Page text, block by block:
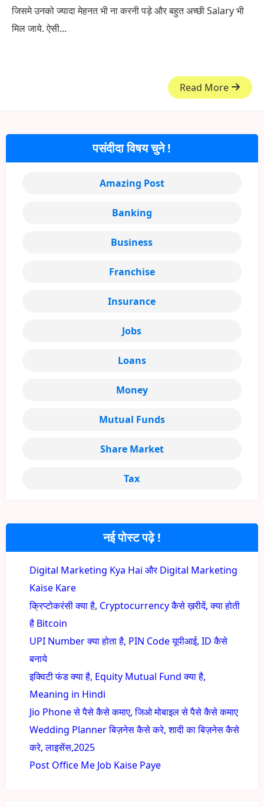
जिसमे उनको ज्यादा मेहनत भी ना करनी पड़े और बहुत अच्छी Salary भी
मिल जाये. ऐसी...
Read More
नई पोस्ट पढ़े !
Digital Marketing Kya Hai और Digital Marketing
Kaise Kare
क्रिप्टोकरंसी क्या है, Cryptocurrency कैसे ख़रीदें, क्या होती
है Bitcoin
UPI Number क्या होता है, PIN Code यूपीआई, ID कैसे
बनाये
इक्विटी फंड क्या है, Equity Mutual Fund क्या है,
Meaning in Hindi
Jio Phone से पैसे कैसे कमाए, जिओ मोबाइल से पैसे कैसे कमाए
Wedding Planner बिज़नेस कैसे करे, शादी का बिज़नेस कैसे
करे, लाइसेंस,2025
Post Office Me Job Kaise Paye
पसंदीदा विषय चुने !
Amazing Post
Banking
Business
Franchise
Insurance
Jobs
Loans
Money
Mutual Funds
Share Market
Tax